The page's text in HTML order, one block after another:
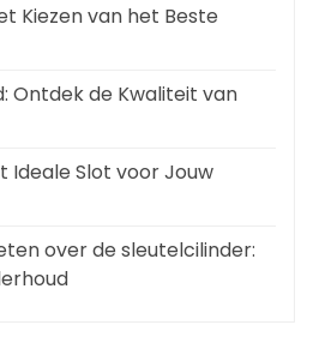
Kiezen van het Beste
Ontdek de Kwaliteit van
Ideale Slot voor Jouw
over de sleutelcilinder: